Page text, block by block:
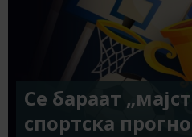
Се бараат
спортска